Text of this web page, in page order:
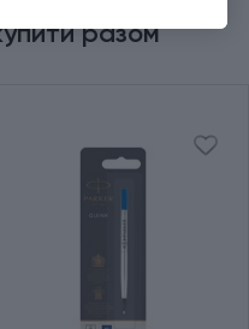
Помаранчевий
разом